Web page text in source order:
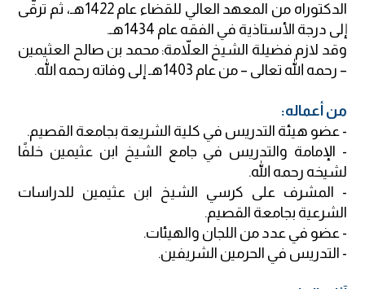
الدكتوراه من المعهد العالي للقضاء عام 1422هـ، ثم ترقّى
إلى درجة الأستاذية في الفقه عام 1434هـ.
وقد لازم فضيلة الشيخ العلاّمة: محمد بن صالح العثيمين
– رحمه الله تعالى – من عام 1403هـ إلى وفاته رحمه الله.
من أعماله:
- عضو هيئة التدريس في كلية الشريعة بجامعة القصيم.
- الإمامة والتدريس في جامع الشيخ ابن عثيمين خلفًا
لشيخه رحمه الله.
- المشرف على كرسي الشيخ ابن عثيمين للدراسات
الشرعية بجامعة القصيم.
- عضو في عدد من اللجان والهيئات.
- التدريس في الحرمين الشريفين.